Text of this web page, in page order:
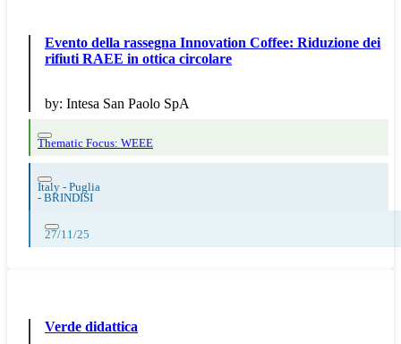
Evento della rassegna Innovation Coffee: Riduzione dei
rifiuti RAEE in ottica circolare
by: Intesa San Paolo SpA
Thematic Focus: WEEE
Italy - Puglia
- BRINDISI
27/11/25
Verde didattica